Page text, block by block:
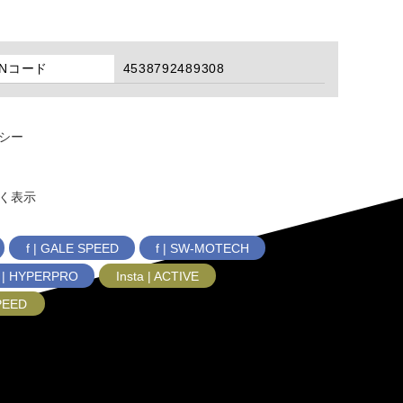
コード 4538792489308
ー
表示
f | GALE SPEED
f | SW-MOTECH
HYPERPRO
Insta | ACTIVE